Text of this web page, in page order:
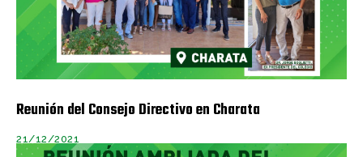
Reunión del Consejo Directivo en Charata
21/12/2021